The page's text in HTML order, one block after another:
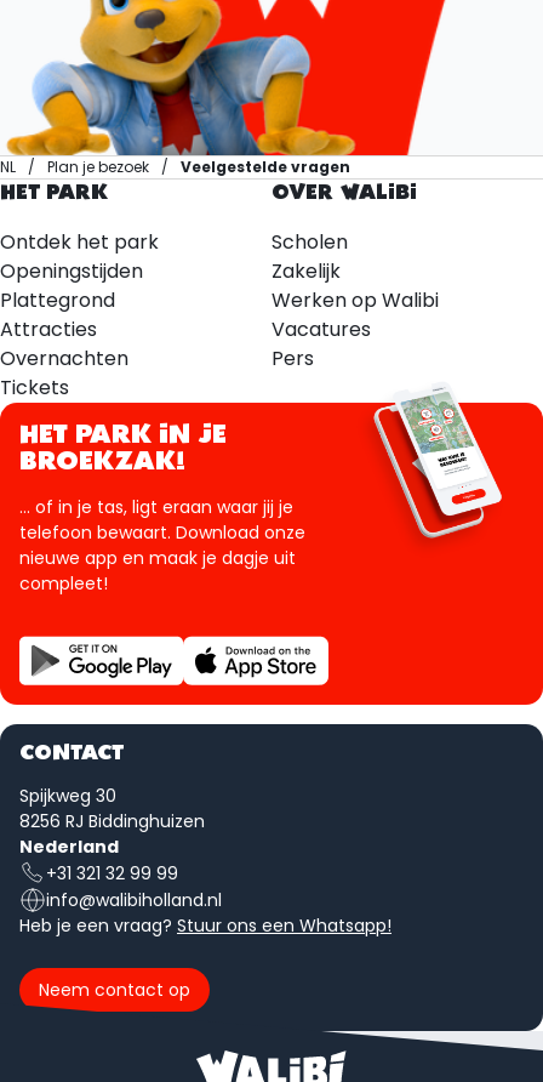
NL Plan je bezoek
Veelgestelde vragen
HET PARK
Ontdek het park
Openingstijden
Plattegrond
Attracties
Overnachten
Tickets
OVER WALIBI
Scholen
Zakelijk
Werken op Walibi
Vacatures
Pers
HET PARK IN JE
BROEKZAK!
... of in je tas, ligt eraan waar jij je
telefoon bewaart. Download onze
nieuwe app en maak je dagje uit
compleet!
CONTACT
Spijkweg 30
8256 RJ Biddinghuizen
Nederland
+31 321 32 99 99
info@walibiholland.nl
Heb je een vraag? Stuur ons een Whatsapp!
Neem contact op